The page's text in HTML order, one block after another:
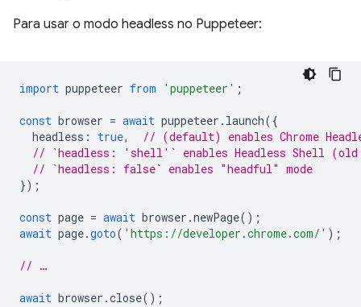
Para usar o modo headless no Puppeteer:
import puppeteer from 'puppeteer' ;
const browser = await puppeteer . launch({
headless : true,
// (default) enables Chrome
// `headless: 'shell'` enables Headless Shell (old
// `headless: false` enables "headful" mode
});
const page = await browser .newPage();
await page.goto( 'https://developer.chrome.com/' );
// …
await browser .close();